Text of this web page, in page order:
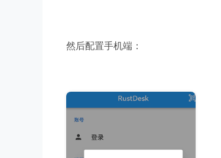
然后配置手机端：